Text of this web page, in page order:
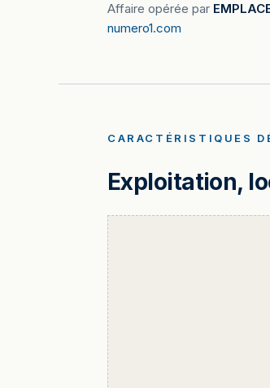
Affaire opérée par
numero1.com
CARACTÉRISTIQUES
Exploitation,